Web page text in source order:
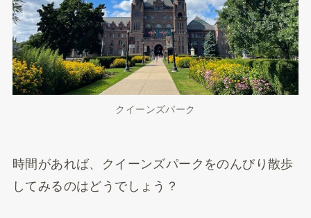
クイーンズパーク
時間があれば、クイーンズパークをのんびり散歩
してみるのはどうでしょう？